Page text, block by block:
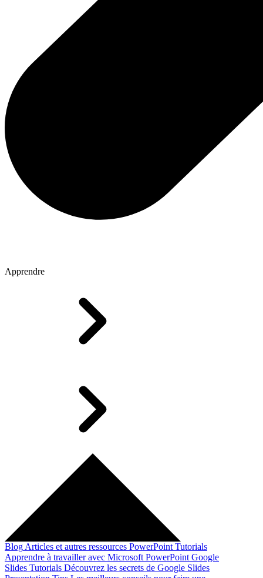
Apprendre
Blog Articles et autres ressources PowerPoint Tutorials
Apprendre à travailler avec Microsoft PowerPoint Google
Slides Tutorials Découvrez les secrets de Google Slides